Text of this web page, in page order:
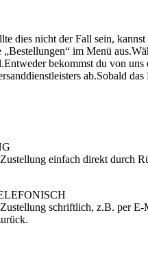
dies nicht der Fall sein,
im Menü
bekommst du von
ab.Sobald
einfach direkt durch
schriftlich, z.B. per